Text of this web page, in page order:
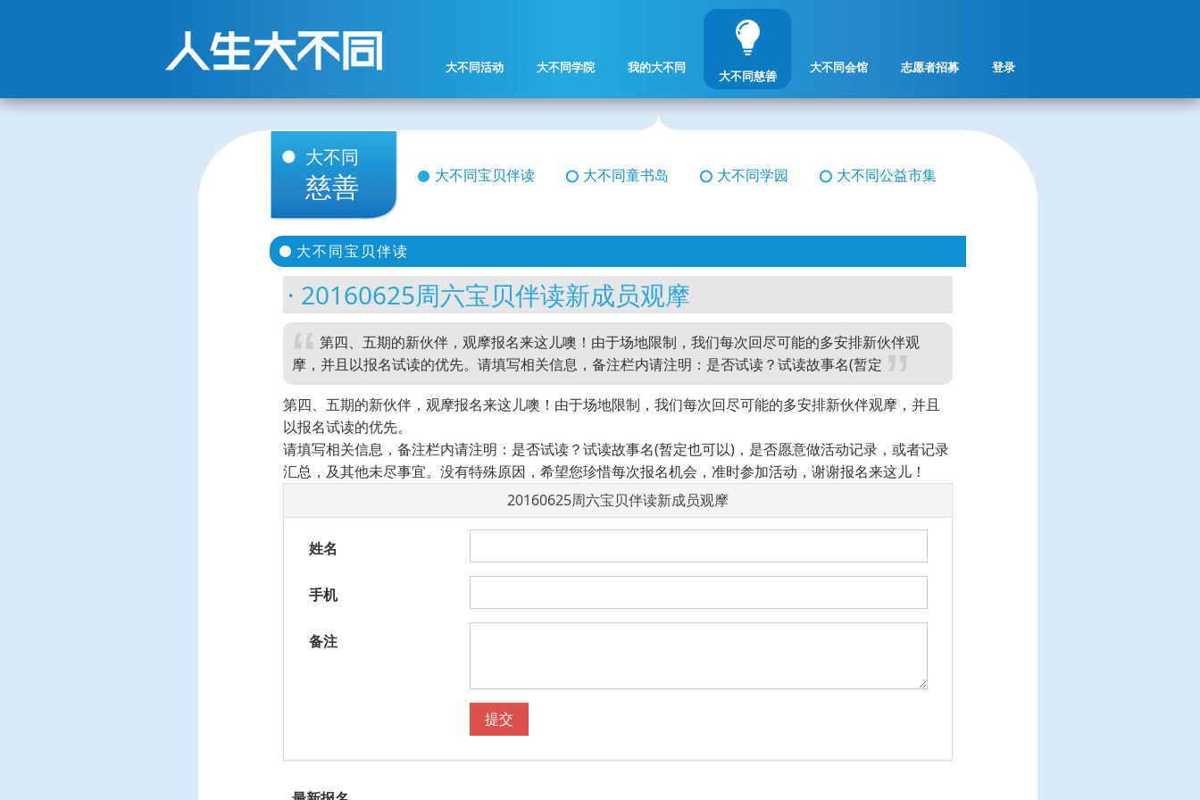
大不同活动 大不同学院 我的大不同
大不同慈善
大不同会馆 志愿者招募 登录
大不同
慈善 大不同宝贝伴读 大不同童书岛 大不同学园 大不同公益市集
大不同宝贝伴读
20160625周六宝贝伴读新成员观摩
第四、五期的新伙伴，观摩报名来这儿噢！由于场地限制，我们每次回尽可能的多安排新伙伴观
摩，并且以报名试读的优先。请填写相关信息，备注栏内请注明：是否试读？试读故事名(暂定
第四、五期的新伙伴，观摩报名来这儿噢！由于场地限制，我们每次回尽可能的多安排新伙伴观摩，并且
以报名试读的优先。
请填写相关信息，备注栏内请注明：是否试读？试读故事名(暂定也可以)，是否愿意做活动记录，或者记录
汇总，及其他未尽事宜。没有特殊原因，希望您珍惜每次报名机会，准时参加活动，谢谢报名来这儿！
20160625周六宝贝伴读新成员观摩
姓名
手机
备注
提交